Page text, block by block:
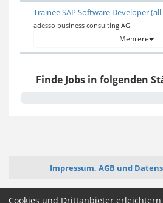
Trainee SAP Software Developer
adesso business consulting AG
Mehrere
Finde Jobs in folgenden
Impressum, AGB und
ictjob.de administrator-jobs.de
Cookies und Drittanbieter